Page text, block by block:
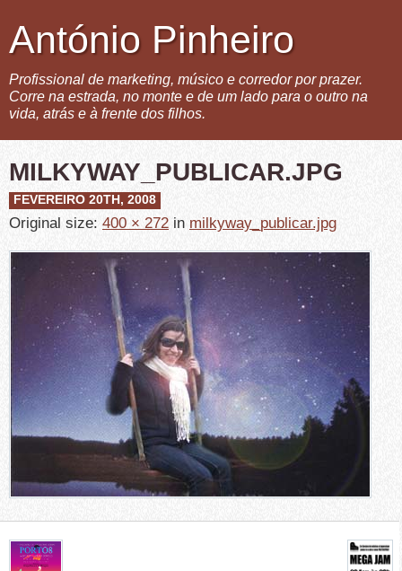
António Pinheiro
Profissional de marketing, músico e corredor por prazer.
Corre na estrada, no monte e de um lado para o outro na
vida, atrás e à frente dos filhos.
MILKYWAY_PUBLICAR.JPG
FEVEREIRO 20TH, 2008
Original size: 400 × 272 in milkyway_publicar.jpg